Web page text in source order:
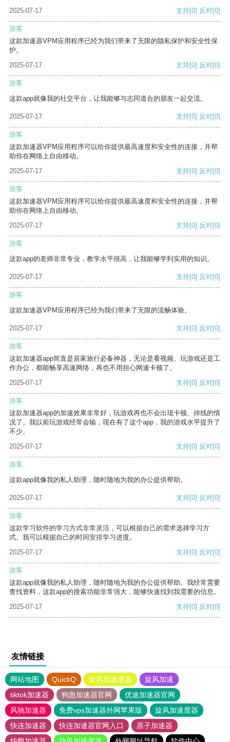
2025-07-17 支持[0] 反对[0]
游客
这款加速器VPM应用程序已经为我们带来了无限的隐私保护和安全性保
护。
2025-07-17
支持[0] 反对[0]
游客
这款app就像我的社交平台，让我能够与志同道合的朋友一起交流。
2025-07-17 支持[0] 反对[0]
游客
这款加速器VPM应用程序可以给你提供最高速度和安全性的连接，并帮
助你在网络上自由移动。
2025-07-17
支持[0] 反对[0]
游客
这款加速器VPM应用程序可以给你提供最高速度和安全性的连接，并帮
助你在网络上自由移动。
2025-07-17
支持[0] 反对[0]
游客
这款app的老师非常专业，教学水平很高，让我能够学到实用的知识。
2025-07-17 支持[0] 反对[0]
游客
这款加速器VPM应用程序已经为我们带来了无限的流畅体验。
2025-07-17 支持[0] 反对[0]
游客
这款加速器app简直是居家旅行必备神器，无论是看视频、玩游戏还是工
作办公，都能畅享高速网络，再也不用担心网速卡顿了。
2025-07-17
支持[0] 反对[0]
游客
这款加速器app的加速效果非常好，玩游戏再也不会出现卡顿、掉线的情
况了。我以前玩游戏经常会输，现在有了这个app，我的游戏水平提升了
不少。
2025-07-17
支持[0] 反对[0]
游客
这款app就像我的私人助理，随时随地为我的办公提供帮助。
2025-07-17 支持[0] 反对[0]
游客
这款学习软件的学习方式非常灵活，可以根据自己的需求选择学习方
式。我可以根据自己的时间安排学习进度。
2025-07-17
支持[0] 反对[0]
游客
这款app就像我的私人助理，随时随地为我的办公提供帮助。我经常需要
查找资料，这款app的搜索功能非常强大，能够快速找到我需要的信息。
2025-07-17
支持[0] 反对[0]
友情链接
网站地图 QuickQ 旋风加速度器
旋风加速
tiktok加速器
狗急加速器官网
优途加速器官网
风驰加速器
免费vps加速器外网苹果版
旋风加速度器
快连加速器
快连加速器官网入口
原子加速器